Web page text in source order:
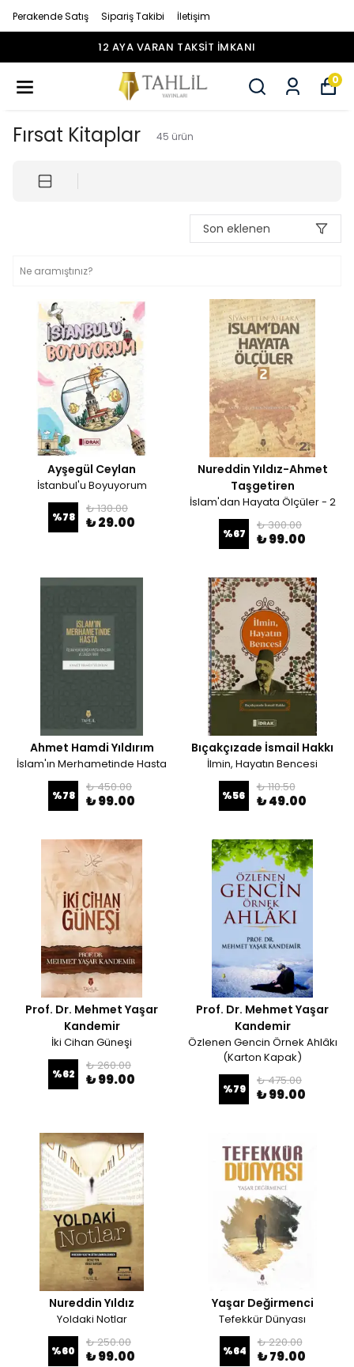
Perakende Satış Sipariş Takibi İletişim
12 AYA VARAN TAKSİT İMKANI
0
Fırsat Kitaplar 45 ürün
Son eklenen
Ayşegül Ceylan
İstanbul'u Boyuyorum
%78
₺ 130.00
₺ 29.00
Nureddin Yıldız-Ahmet
Taşgetiren
İslam'dan Hayata Ölçüler - 2
%67
₺ 300.00
₺ 99.00
Ahmet Hamdi Yıldırım
İslam'ın Merhametinde Hasta
%78
₺ 450.00
₺ 99.00
Bıçakçızade İsmail Hakkı
İlmin, Hayatın Bencesi
%56
₺ 110.50
₺ 49.00
Prof. Dr. Mehmet Yaşar
Kandemir
İki Cihan Güneşi
%62
₺ 260.00
₺ 99.00
Prof. Dr. Mehmet Yaşar
Kandemir
Özlenen Gencin Örnek Ahlâkı
(Karton Kapak)
%79
₺ 475.00
₺ 99.00
Nureddin Yıldız
Yoldaki Notlar
%60
₺ 250.00
₺ 99.00
Yaşar Değirmenci
Tefekkür Dünyası
%64
₺ 220.00
₺ 79.00